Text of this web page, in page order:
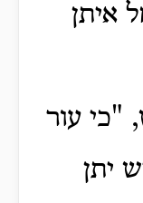
איתן
"כי עור
יתן